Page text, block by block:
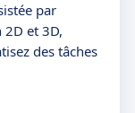
par
2D et 3D,
des tâches